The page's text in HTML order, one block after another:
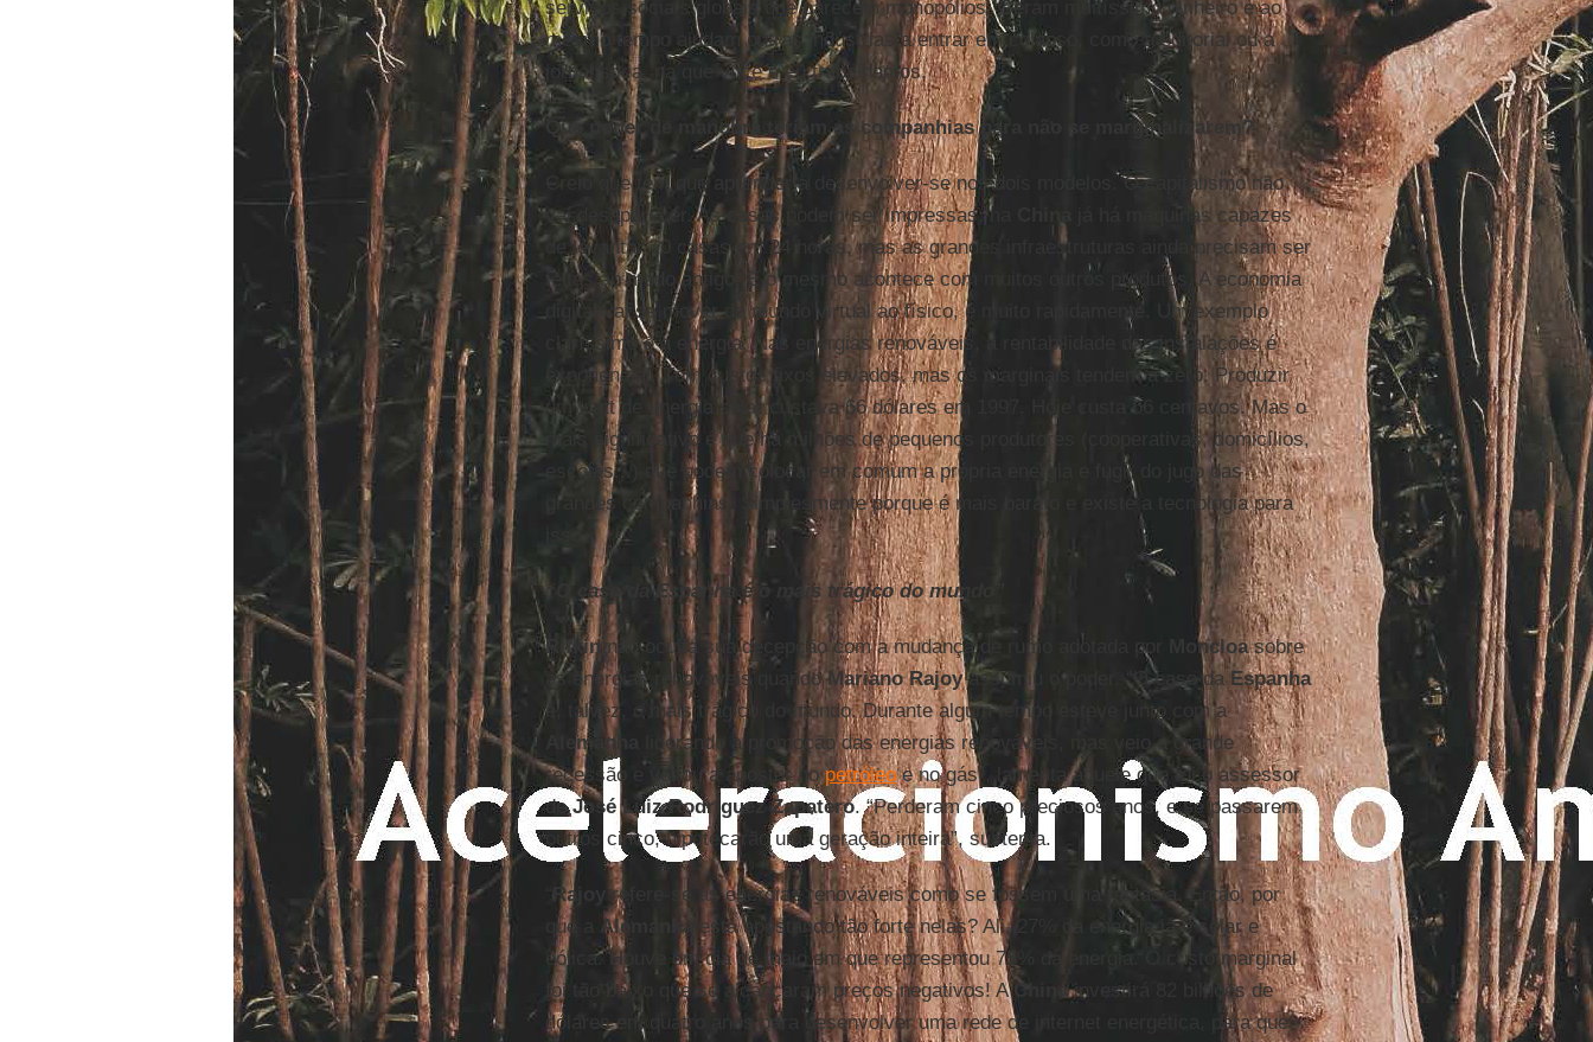
serviços sociais globais que parecem monopólios. Geram muitíssimo dinheiro e ao
mesmo tempo ajudam outras indústrias a entrar em colapso, como a editorial ou a
jornalística, na que você e eu trabalhamos.
Que poder de manobra teriam as companhias para não se marginalizarem?
Creio que têm que aprender a desenvolver-se nos dois modelos. O capitalismo não
vai desaparecer. As casas podem ser impressas; na
já há máquinas capazes
de levantar 10 casas em 24 horas, mas as grandes infraestruturas ainda precisam ser
feitas ao modo antigo. E o mesmo acontece com muitos outros produtos. A economia
digital vai se mover do mundo virtual ao físico, e muito rapidamente. Um exemplo
claríssimo é a energia. Nas energias renováveis, a rentabilidade das instalações é
exponencial. Têm custos fixos elevados, mas os marginais tendem a zero. Produzir
um watt de energia solar custava 66 dólares em 1997. Hoje custa 66 centavos. Mas o
mais significativo é que há milhões de pequenos produtores (cooperativas, domicílios,
escolas...) que podem colocar em comum a própria energia e fugir do jugo das
grandes companhias. Simplesmente porque é mais barato e existe a tecnologia para
“O caso da Espanha é o mais trágico do mundo”
Rifkinnão oculta sua decepção com a mudança de rumo adotada por Moncloasobre
as energias renováveis quandoMariano Rajoyassumiu o poder. “O caso daEspanha
é, talvez, o mais trágico do mundo. Durante algum tempo esteve junto com a
Alemanha
liderando a promoção das energias renováveis, mas veio a grande
recessão e voltou a apostar nopetróleoe no gás”, lamenta aquele que foi o assessor
deJosé Luiz Rodríguez Zapatero. “Perderam cinco preciosos anos, e se passarem
outros cinco, hipotecarão uma geração inteira”, sustenta.
Rajoy
refere-se às energias renováveis como se fossem uma fantasia. Então, por
que a
Alemanha
está apostando tão forte nelas? Ali, 27% da energia já é solar e
eólica. Houve um dia de maio em que representou 75% da energia. O custo marginal
foi tão baixo que se alcançaram preços negativos! A Chinainvestirá 82 bilhões de
dólares em quatro anos para desenvolver uma rede de internet energética, para que